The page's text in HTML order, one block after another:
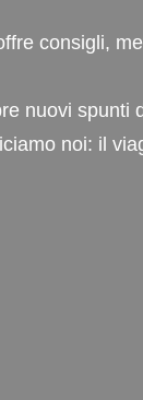
consigli,
nuovi spunti
noi: il